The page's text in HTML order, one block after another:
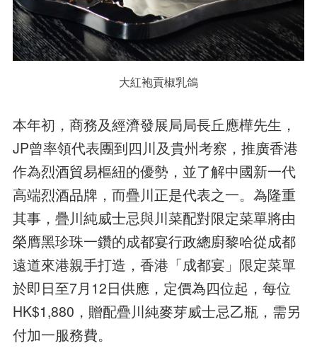
大紅袍貢椒乳鴿
本年初，商務及經濟發展局局長丘應樺先生，
JP曾率領代表團到四川及貴州考察，推廣香港
作為烈酒貿易樞紐的優勢，並了解中國新一代
高端烈酒品牌，而疊川正是代表之一。為隆重
其事，疊川純威士忌與川菜配對限定菜單將由
榮膺黑珍珠一鑽的成都宴行政總廚黎哈從成都
遠道來港親手打造，香港「成都宴」限定菜單
於即日至7月12日供應，定價為四位起，每位
HK$1,880，贈配疊川純麥芽威士忌乙瓶，需另
付加一服務費。